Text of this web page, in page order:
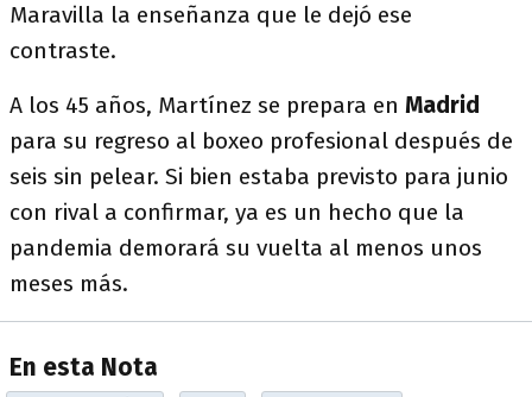
Maravilla la enseñanza que le dejó ese
contraste.
A los 45 años, Martínez se prepara en Madrid
para su regreso al boxeo profesional después de
seis sin pelear. Si bien estaba previsto para junio
con rival a confirmar, ya es un hecho que la
pandemia demorará su vuelta al menos unos
meses más.
En esta Nota